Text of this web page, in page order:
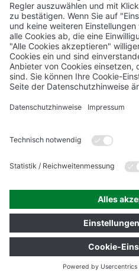
Google Analytics finden Sie in
von Google:
https://support.google.com/
Browser Plugin
Sie können die Erfassung und
durch Google verhindern,
hl=de.
Mehr Informationen zum
Google Analytics finden Sie in
von Google:
https://support.google.com/
Auftragsverarbeitung
Wir haben mit Google einen